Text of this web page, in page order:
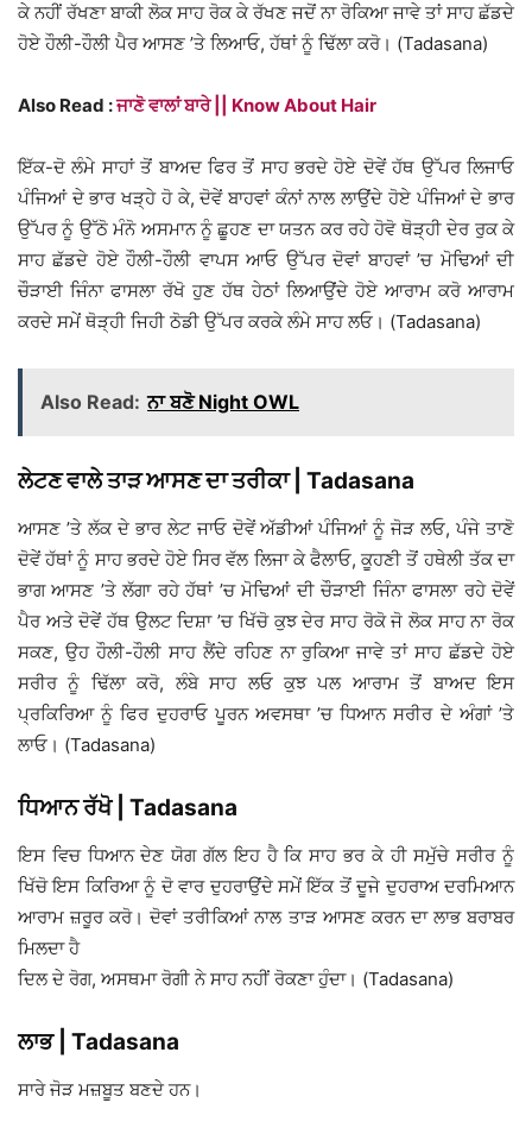
ਕੇ ਨਹੀਂ ਰੱਖਣਾ ਬਾਕੀ ਲੋਕ ਸਾਹ ਰੋਕ ਕੇ ਰੱਖਣ ਜਦੋਂ ਨਾ ਰੋਕਿਆ ਜਾਵੇ ਤਾਂ ਸਾਹ ਛੱਡਦੇ
ਹੋਏ ਹੌਲੀ-ਹੌਲੀ ਪੈਰ ਆਸਣ ’ਤੇ ਲਿਆਓ, ਹੱਥਾਂ ਨੂੰ ਢਿੱਲਾ ਕਰੋ। (Tadasana)
Also Read :ਜਾਣੋ ਵਾਲਾਂ ਬਾਰੇ || Know About Hair
ਇੱਕ-ਦੋ ਲੰਮੇ ਸਾਹਾਂ ਤੋਂ ਬਾਅਦ ਫਿਰ ਤੋਂ ਸਾਹ ਭਰਦੇ ਹੋਏ ਦੋਵੇਂ ਹੱਥ ਉੱਪਰ ਲਿਜਾਓ
ਪੰਜਿਆਂ ਦੇ ਭਾਰ ਖੜ੍ਹੇ ਹੋ ਕੇ, ਦੋਵੇਂ ਬਾਹਵਾਂ ਕੰਨਾਂ ਨਾਲ ਲਾਉਂਦੇ ਹੋਏ ਪੰਜਿਆਂ ਦੇ ਭਾਰ
ਉੱਪਰ ਨੂੰ ਉੱਠੋ ਮੰਨੋ ਅਸਮਾਨ ਨੂੰ ਛੂਹਣ ਦਾ ਯਤਨ ਕਰ ਰਹੇ ਹੋਵੋ ਥੋੜ੍ਹੀ ਦੇਰ ਰੁਕ ਕੇ
ਸਾਹ ਛੱਡਦੇ ਹੋਏ ਹੌਲੀ-ਹੌਲੀ ਵਾਪਸ ਆਓ ਉੱਪਰ ਦੋਵਾਂ ਬਾਹਵਾਂ ’ਚ ਮੋਢਿਆਂ ਦੀ
ਚੌੜਾਈ ਜਿੰਨਾ ਫਾਸਲਾ ਰੱਖੋ ਹੁਣ ਹੱਥ ਹੇਠਾਂ ਲਿਆਉਂਦੇ ਹੋਏ ਆਰਾਮ ਕਰੋ ਆਰਾਮ
ਕਰਦੇ ਸਮੇਂ ਥੋੜ੍ਹੀ ਜਿਹੀ ਠੋਡੀ ਉੱਪਰ ਕਰਕੇ ਲੰਮੇ ਸਾਹ ਲਓ। (Tadasana)
Also Read: ਨਾ ਬਣੋ Night OWL
ਲੇਟਣ ਵਾਲੇ ਤਾੜ ਆਸਣ ਦਾ ਤਰੀਕਾ | Tadasana
ਆਸਣ ’ਤੇ ਲੱਕ ਦੇ ਭਾਰ ਲੇਟ ਜਾਓ ਦੋਵੇਂ ਅੱਡੀਆਂ ਪੰਜਿਆਂ ਨੂੰ ਜੋੜ ਲਓ, ਪੰਜੇ ਤਾਣੋ
ਦੋਵੇਂ ਹੱਥਾਂ ਨੂੰ ਸਾਹ ਭਰਦੇ ਹੋਏ ਸਿਰ ਵੱਲ ਲਿਜਾ ਕੇ ਫੈਲਾਓ, ਕੂਹਣੀ ਤੋਂ ਹਥੇਲੀ ਤੱਕ ਦਾ
ਭਾਗ ਆਸਣ ’ਤੇ ਲੱਗਾ ਰਹੇ ਹੱਥਾਂ ’ਚ ਮੋਢਿਆਂ ਦੀ ਚੌੜਾਈ ਜਿੰਨਾ ਫਾਸਲਾ ਰਹੇ ਦੋਵੇਂ
ਪੈਰ ਅਤੇ ਦੋਵੇਂ ਹੱਥ ਉਲਟ ਦਿਸ਼ਾ ’ਚ ਖਿੱਚੋ ਕੁਝ ਦੇਰ ਸਾਹ ਰੋਕੋ ਜੋ ਲੋਕ ਸਾਹ ਨਾ ਰੋਕ
ਸਕਣ, ਉਹ ਹੌਲੀ-ਹੌਲੀ ਸਾਹ ਲੈਂਦੇ ਰਹਿਣ ਨਾ ਰੁਕਿਆ ਜਾਵੇ ਤਾਂ ਸਾਹ ਛੱਡਦੇ ਹੋਏ
ਸਰੀਰ ਨੂੰ ਢਿੱਲਾ ਕਰੋ, ਲੰਬੇ ਸਾਹ ਲਓ ਕੁਝ ਪਲ ਆਰਾਮ ਤੋਂ ਬਾਅਦ ਇਸ
ਪ੍ਰਕਿਰਿਆ ਨੂੰ ਫਿਰ ਦੁਹਰਾਓ ਪੂਰਨ ਅਵਸਥਾ ’ਚ ਧਿਆਨ ਸਰੀਰ ਦੇ ਅੰਗਾਂ ’ਤੇ
ਲਾਓ। (Tadasana)
ਧਿਆਨ ਰੱਖੋ | Tadasana
ਇਸ ਵਿਚ ਧਿਆਨ ਦੇਣ ਯੋਗ ਗੱਲ ਇਹ ਹੈ ਕਿ ਸਾਹ ਭਰ ਕੇ ਹੀ ਸਮੁੱਚੇ ਸਰੀਰ ਨੂੰ
ਖਿੱਚੋ ਇਸ ਕਿਰਿਆ ਨੂੰ ਦੋ ਵਾਰ ਦੁਹਰਾਉਂਦੇ ਸਮੇਂ ਇੱਕ ਤੋਂ ਦੂਜੇ ਦੁਹਰਾਅ ਦਰਮਿਆਨ
ਆਰਾਮ ਜ਼ਰੂਰ ਕਰੋ। ਦੋਵਾਂ ਤਰੀਕਿਆਂ ਨਾਲ ਤਾੜ ਆਸਣ ਕਰਨ ਦਾ ਲਾਭ ਬਰਾਬਰ
ਮਿਲਦਾ ਹੈ
ਦਿਲ ਦੇ ਰੋਗ, ਅਸਥਮਾ ਰੋਗੀ ਨੇ ਸਾਹ ਨਹੀਂ ਰੋਕਣਾ ਹੁੰਦਾ। (Tadasana)
ਲਾਭ | Tadasana
ਸਾਰੇ ਜੋੜ ਮਜ਼ਬੂਤ ਬਣਦੇ ਹਨ।